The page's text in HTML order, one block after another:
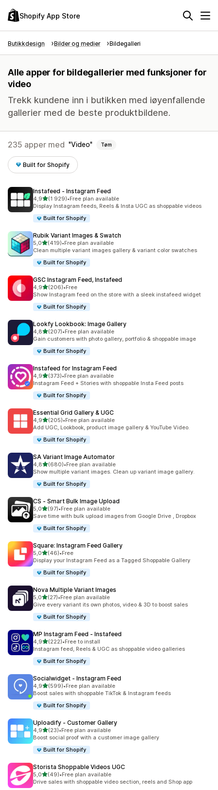
Shopify App Store
Butikkdesign Bilder og medier Bildegalleri
Alle apper for bildegallerier med funksjoner for
video
Trekk kundene inn i butikken med iøyenfallende
gallerier med de beste produktbildene.
235 apper med Video Tøm
Built for Shopify
Instafeed ‑ Instagram Feed
4,9av 5 stjerner
(1 929)
Totalt 1929 omtaler
•Free plan available
Display Instagram feeds, Reels & Insta UGC as shoppable videos
Built for Shopify
Rubik Variant Images & Swatch
5,0av 5 stjerner
(419)
Totalt 419 omtaler
•Free plan available
Clean multiple variant images gallery & variant color swatches
Built for Shopify
GSC Instagram Feed, Instafeed
4,9av 5 stjerner
(206)
Totalt 206 omtaler
•Free
Show Instagram feed on the store with a sleek instafeed widget
Built for Shopify
Lookfy Lookbook: Image Gallery
4,8av 5 stjerner
(207)
Totalt 207 omtaler
•Free plan available
Gain customers with photo gallery, portfolio & shoppable image
Built for Shopify
Instafeed for Instagram Feed
4,9av 5 stjerner
(373)
Totalt 373 omtaler
•Free plan available
Instagram Feed + Stories with shoppable Insta Feed posts
Built for Shopify
Essential Grid Gallery & UGC
4,9av 5 stjerner
(205)
Totalt 205 omtaler
•Free plan available
Add UGC, Lookbook, product image gallery & YouTube Video.
Built for Shopify
SA Variant Image Automator
4,8av 5 stjerner
(680)
Totalt 680 omtaler
•Free plan available
Show multiple variant images. Clean up variant image gallery.
Built for Shopify
CS ‑ Smart Bulk Image Upload
5,0av 5 stjerner
(97)
Totalt 97 omtaler
•Free plan available
Save time with bulk upload images from Google Drive , Dropbox
Built for Shopify
Square: Instagram Feed Gallery
5,0av 5 stjerner
(46)
Totalt 46 omtaler
•Free
Display your Instagram Feed as a Tagged Shoppable Gallery
Built for Shopify
Nova Multiple Variant Images
5,0av 5 stjerner
(27)
Totalt 27 omtaler
•Free plan available
Give every variant its own photos, video & 3D to boost sales
Built for Shopify
MP Instagram Feed ‑ Instafeed
4,9av 5 stjerner
(222)
Totalt 222 omtaler
•Free to install
Instagram feed, Reels & UGC as shoppable video galleries
Built for Shopify
Socialwidget ‑ Instagram Feed
4,9av 5 stjerner
(599)
Totalt 599 omtaler
•Free plan available
Boost sales with shoppable TikTok & Instagram feeds
Built for Shopify
Uploadify ‑ Customer Gallery
4,9av 5 stjerner
(23)
Totalt 23 omtaler
•Free plan available
Boost social proof with a customer image gallery
Built for Shopify
Storista Shoppable Videos UGC
5,0av 5 stjerner
(49)
Totalt 49 omtaler
•Free plan available
Drive sales with shoppable video section, reels and Shop app